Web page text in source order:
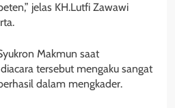
jelas KH.Lutfi Zawawi
Makmun saat
tersebut mengaku sangat
dalam mengkader.